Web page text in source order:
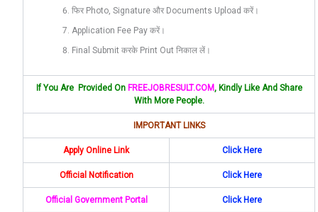
फिर Photo, Signature और Documents Upload करें।
Application Fee Pay करें।
Final Submit करके Print Out निकाल लें।
If You Are Provided On FREEJOBRESULT.COM, Kindly Like And Share
With More People.
IMPORTANT LINKS
Apply Online Link Click Here
Official Notification Click Here
Official Government Portal Click Here